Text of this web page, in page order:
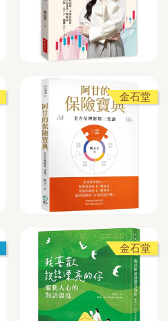
金石堂
金石堂